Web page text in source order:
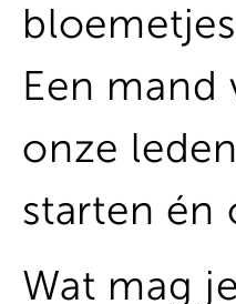
Een
onze
starten én
Wat mag